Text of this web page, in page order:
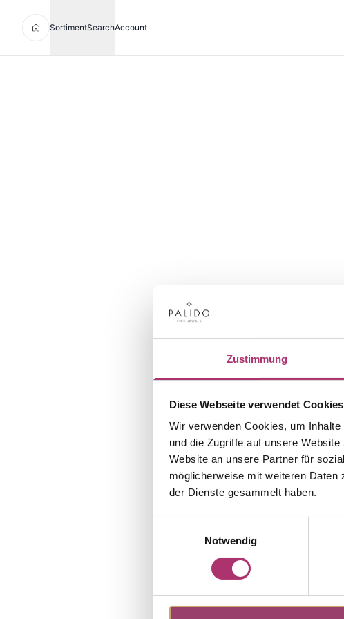
Zustimmung
Diese Webseite verwendet Cookies
Wir verwenden Cookies, um
und die Zugriffe auf unsere
Website an unsere Partner für
möglicherweise mit weiteren Daten
der Dienste gesammelt haben.
Notwendig
SortimentSearchAccount